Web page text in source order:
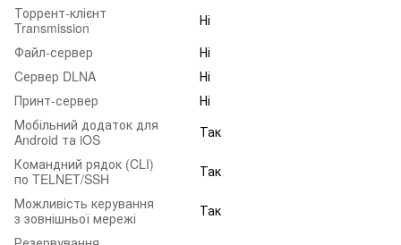
Торрент-клієнт
Transmission
Ні
Файл-сервер
Ні
Cервер DLNA
Ні
Принт-сервер
Ні
Мобільний додаток для
Android та iOS
Так
Командний рядок (CLI)
по TELNET/SSH
Так
Можливість керування
з зовнішньої мережі
Так